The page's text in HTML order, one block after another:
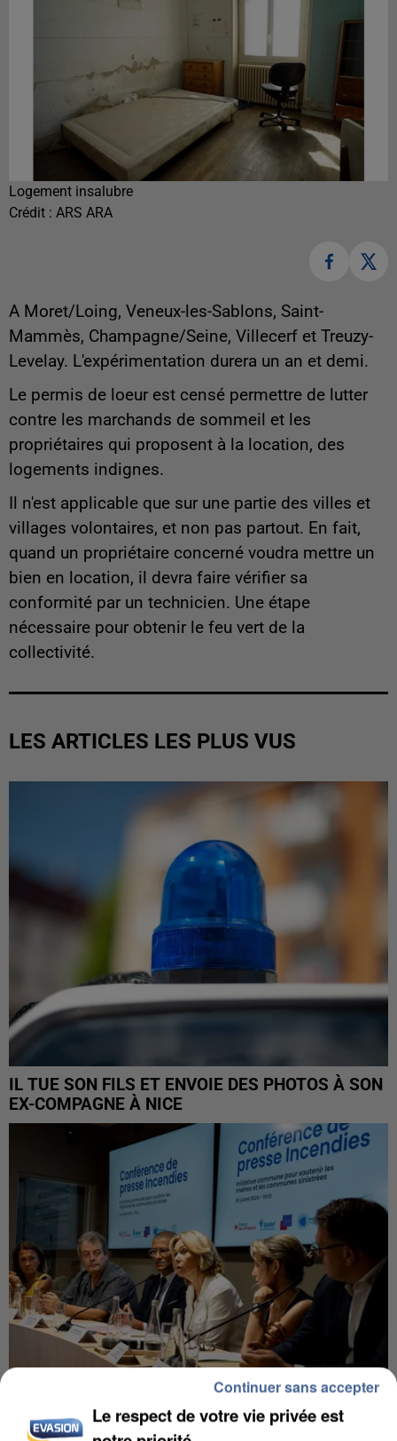
Logement insalubre
Crédit : ARS ARA
A Moret/Loing, Veneux-les-Sablons, Saint-
Mammès, Champagne/Seine, Villecerf et Treuzy-
Levelay. L'expérimentation durera un an et demi.
Le permis de loeur est censé permettre de lutter
contre les marchands de sommeil et les
propriétaires qui proposent à la location, des
logements indignes.
Il n'est applicable que sur une partie des villes et
villages volontaires, et non pas partout. En fait,
quand un propriétaire concerné voudra mettre un
bien en location, il devra faire vérifier sa
conformité par un technicien. Une étape
nécessaire pour obtenir le feu vert de la
collectivité.
LES ARTICLES LES PLUS VUS
IL TUE SON FILS ET ENVOIE DES PHOTOS À SON
EX-COMPAGNE À NICE
INCENDIES : L’ÎLE-DE-FRANCE LANCE UN ÉLAN
Le respect de votre vie privée est
Continuer sans accepter